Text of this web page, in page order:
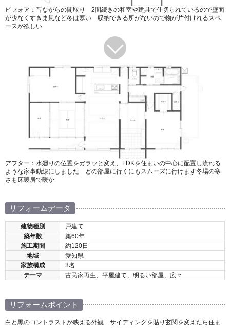
ビフォア：昔ながらの間取り 2間続きの和室や建具で仕切られているので壁面
が少なくすきま風など冬は寒い 収納できる所がないので物が片付けれるスペ
ースが欲しい
アフター：水廻りの位置をガラッと変え、LDKを住まいの中心に配置し流れる
ような家事動線にしました どの部屋に行くにもスムーズに行けます冬場の寒
さも床暖房で暖か
リフォームデータ
建物種別
戸建て
築年数
築60年
施工期間
約120日
地域
愛知県
家族構成
3名
テーマ
古民家再生、平屋建て、明るい部屋、広々
リフォームポイント
白と黒のコントラストが映える外観 サイディングを貼り玄関を変えたら住ま